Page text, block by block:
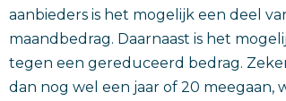
aanbieders is het mogelijk een deel
maandbedrag. Daarnaast is het
tegen een gereduceerd bedrag.
dan nog wel een jaar of 20